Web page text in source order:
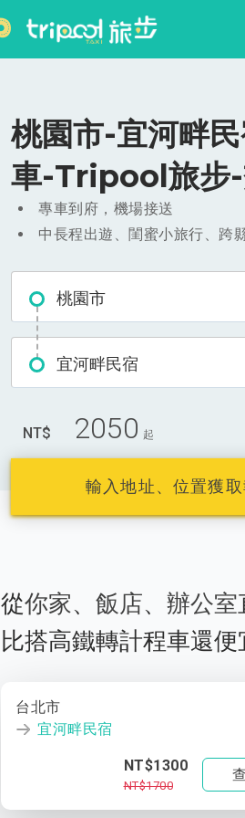
桃園市-宜河畔
車-Tripool旅步
專車到府，機場接送
中長程出遊、閨蜜小旅行、跨
桃園市
宜河畔民宿
NT$ 2050 起
輸入地址、位置獲
從你家、 飯店、 辦公室
比搭高鐵轉計程車還便
台北市
宜河畔民宿
NT$1300
NT$1700